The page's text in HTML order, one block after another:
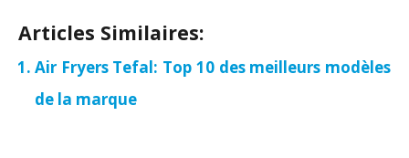
Articles Similaires:
Air Fryers Tefal: Top 10 des meilleurs modèles
de la marque